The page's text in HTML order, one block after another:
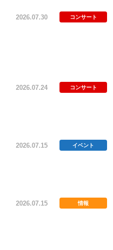
2026.07.30 コンサート
2026.07.24 コンサート
2026.07.15 イベント
2026.07.15 情報